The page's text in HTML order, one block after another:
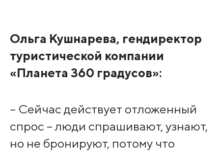
Ольга Кушнарева, гендиректор
туристической компании
«Планета 360 градусов»:
– Сейчас действует отложенный
спрос – люди спрашивают, узнают,
но не бронируют, потому что